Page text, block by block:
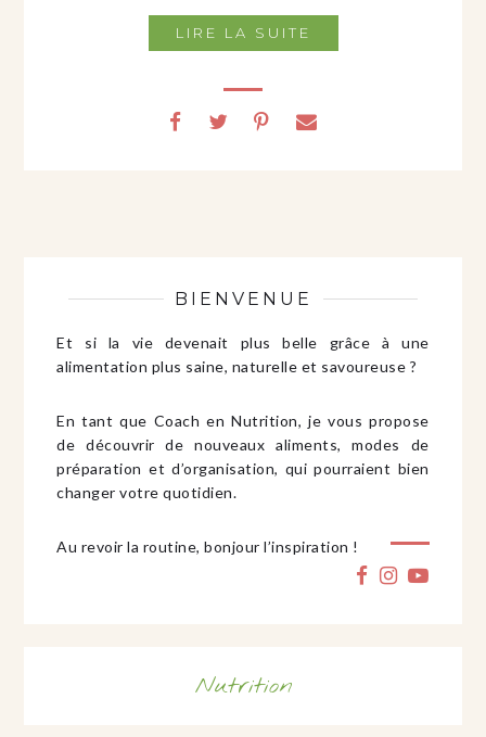
LIRE LA SUITE
BIENVENUE
Et si la vie devenait plus belle grâce à une
alimentation plus saine, naturelle et savoureuse ?
En tant que Coach en Nutrition, je vous propose
de découvrir de nouveaux aliments, modes de
préparation et d’organisation, qui pourraient bien
changer votre quotidien.
Au revoir la routine, bonjour l’inspiration !
Nutrition